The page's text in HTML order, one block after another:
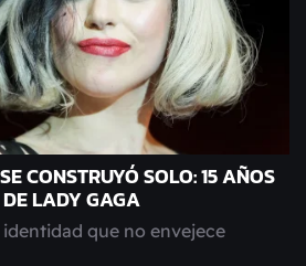
CONSTRUYÓ SOLO: 15 AÑOS
LADY GAGA
que no envejece